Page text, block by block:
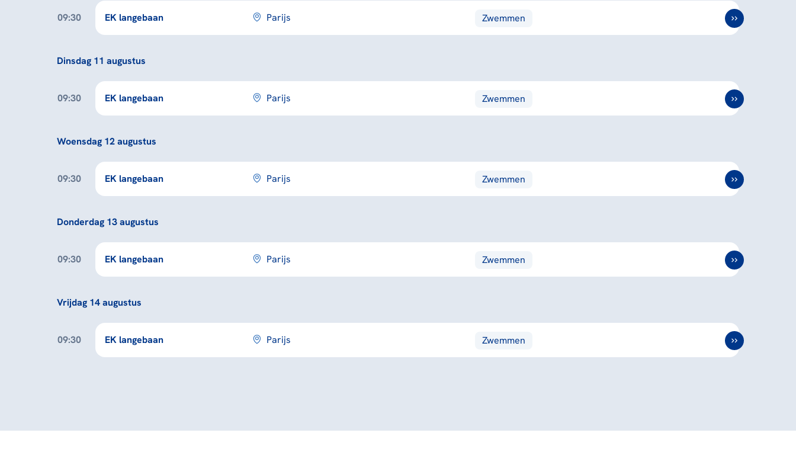
09:30 EK langebaan Parijs Zwemmen
Dinsdag 11 augustus
09:30 EK langebaan Parijs Zwemmen
Woensdag 12 augustus
09:30 EK langebaan Parijs Zwemmen
Donderdag 13 augustus
09:30 EK langebaan Parijs Zwemmen
Vrijdag 14 augustus
09:30 EK langebaan Parijs Zwemmen